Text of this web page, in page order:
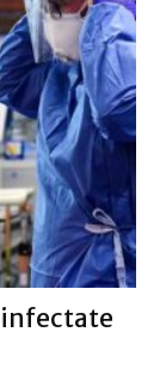
infectate